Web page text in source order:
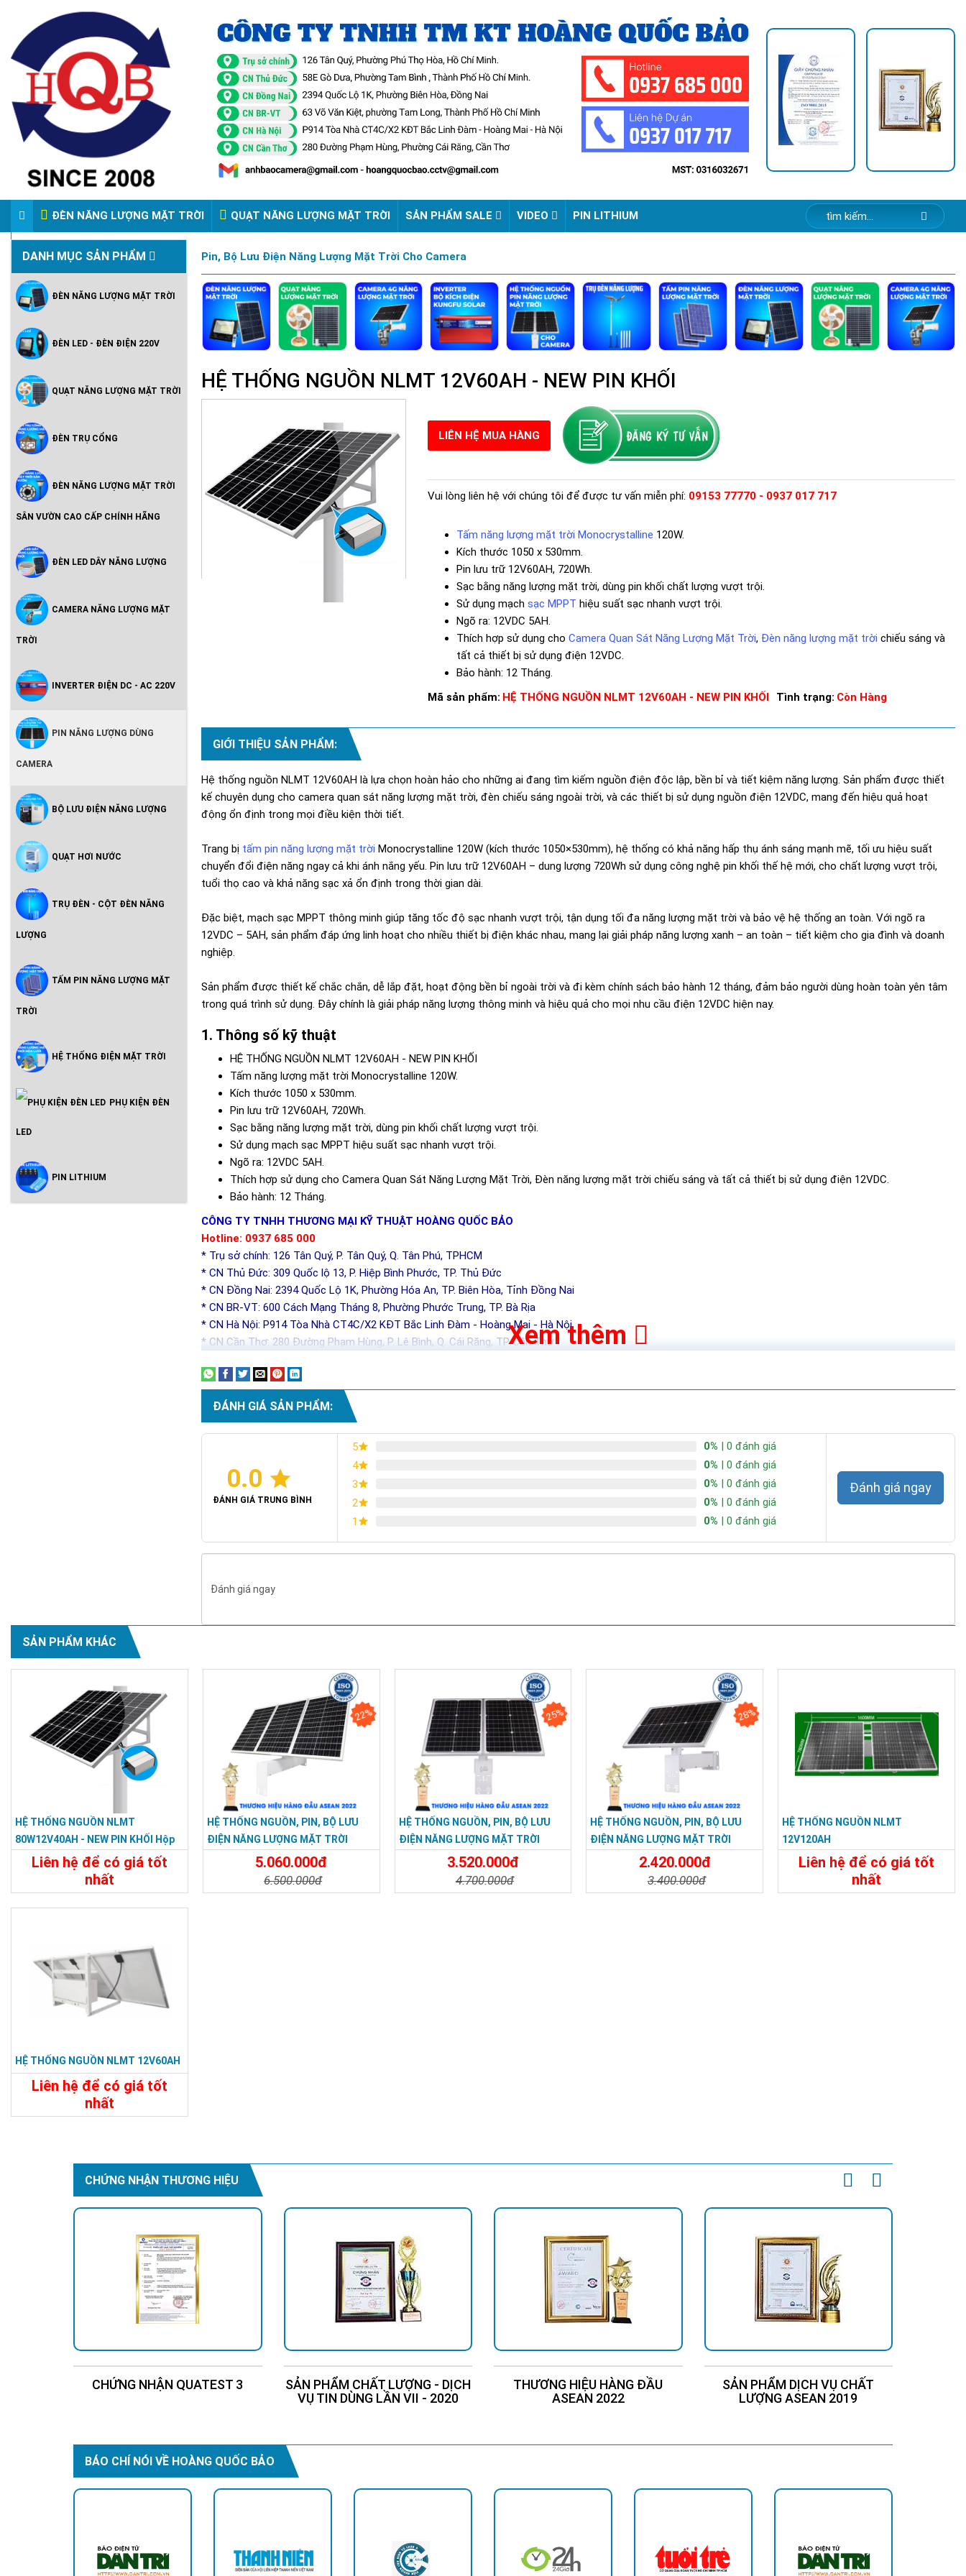
ĐÈN NĂNG LƯỢNG MẶT TRỜI QUẠT NĂNG LƯỢNG MẶT TRỜI SẢN PHẨM SALE VIDEO PIN LITHIUM
VIDEO ĐÈN PHA ĐIỆN 220V
DANH MỤC SẢN PHẨM
ĐÈN NĂNG LƯỢNG MẶT TRỜI
Vườn Cao Cấp Chính Hãng
ĐÈN LED - ĐÈN ĐIỆN 220V
Hoàng Quốc Bảo - Độ Sáng Cao,
QUẠT NĂNG LƯỢNG MẶT TRỜI
ĐÈN TRỤ CỔNG
ĐÈN NĂNG LƯỢNG MẶT TRỜI
SÂN VƯỜN CAO CẤP CHÍNH HÃNG
ĐÈN LED DÂY NĂNG LƯỢNG
CAMERA NĂNG LƯỢNG MẶT
TRỜI
INVERTER ĐIỆN DC - AC 220V
PIN NĂNG LƯỢNG DÙNG
CAMERA
BỘ LƯU ĐIỆN NĂNG LƯỢNG
QUẠT HƠI NƯỚC
TRỤ ĐÈN - CỘT ĐÈN NĂNG
LƯỢNG
TẤM PIN NĂNG LƯỢNG MẶT
TRỜI
HỆ THỐNG ĐIỆN MẶT TRỜI
Inveter Hòa Lưới Có Lưu Trữ -
PHỤ KIỆN ĐÈN
LED
PIN LITHIUM
Pin, Bộ Lưu Điện Năng Lượng Mặt Trời Cho Camera
HỆ THỐNG NGUỒN NLMT 12V60AH - NEW PIN KHỐI
LIÊN HỆ MUA HÀNG
Vui lòng liên hệ với chúng tôi để được tư vấn miễn phí: 09153 77770 - 0937 017 717
Tấm năng lượng mặt trời Monocrystalline 120W.
Kích thước 1050 x 530mm.
Pin lưu trữ 12V60AH, 720Wh.
Sạc bằng năng lượng mặt trời, dùng pin khối chất lượng vượt trội.
Sử dụng mạch sạc MPPT hiệu suất sạc nhanh vượt trội.
Ngõ ra: 12VDC 5AH.
Thích hợp sử dụng cho Camera Quan Sát Năng Lượng Mặt Trời, Đèn năng lượng mặt trời chiếu sáng và
tất cả thiết bị sử dụng điện 12VDC.
Bảo hành: 12 Tháng.
Mã sản phẩm: HỆ THỐNG NGUỒN NLMT 12V60AH - NEW PIN KHỐI Tình trạng: Còn Hàng
GIỚI THIỆU SẢN PHẨM:
Hệ thống nguồn NLMT 12V60AH là lựa chọn hoàn hảo cho những ai đang tìm kiếm nguồn điện độc lập, bền bỉ và tiết kiệm năng lượng. Sản phẩm được thiết
kế chuyên dụng cho camera quan sát năng lượng mặt trời, đèn chiếu sáng ngoài trời, và các thiết bị sử dụng nguồn điện 12VDC, mang đến hiệu quả hoạt
động ổn định trong mọi điều kiện thời tiết.
Trang bị tấm pin năng lượng mặt trời Monocrystalline 120W (kích thước 1050×530mm), hệ thống có khả năng hấp thụ ánh sáng mạnh mẽ, tối ưu hiệu suất
chuyển đổi điện năng ngay cả khi ánh nắng yếu. Pin lưu trữ 12V60AH – dung lượng 720Wh sử dụng công nghệ pin khối thế hệ mới, cho chất lượng vượt trội,
tuổi thọ cao và khả năng sạc xả ổn định trong thời gian dài.
Đặc biệt, mạch sạc MPPT thông minh giúp tăng tốc độ sạc nhanh vượt trội, tận dụng tối đa năng lượng mặt trời và bảo vệ hệ thống an toàn. Với ngõ ra
12VDC – 5AH, sản phẩm đáp ứng linh hoạt cho nhiều thiết bị điện khác nhau, mang lại giải pháp năng lượng xanh – an toàn – tiết kiệm cho gia đình và doanh
nghiệp.
Sản phẩm được thiết kế chắc chắn, dễ lắp đặt, hoạt động bền bỉ ngoài trời và đi kèm chính sách bảo hành 12 tháng, đảm bảo người dùng hoàn toàn yên tâm
trong quá trình sử dụng. Đây chính là giải pháp năng lượng thông minh và hiệu quả cho mọi nhu cầu điện 12VDC hiện nay.
Thông số kỹ thuật
HỆ THỐNG NGUỒN NLMT 12V60AH - NEW PIN KHỐI
Tấm năng lượng mặt trời Monocrystalline 120W.
Kích thước 1050 x 530mm.
Pin lưu trữ 12V60AH, 720Wh.
Sạc bằng năng lượng mặt trời, dùng pin khối chất lượng vượt trội.
Sử dụng mạch sạc MPPT hiệu suất sạc nhanh vượt trội.
Ngõ ra: 12VDC 5AH.
Thích hợp sử dụng cho Camera Quan Sát Năng Lượng Mặt Trời, Đèn năng lượng mặt trời chiếu sáng và tất cả thiết bị sử dụng điện 12VDC.
Bảo hành: 12 Tháng.
CÔNG TY TNHH THƯƠNG MẠI KỸ THUẬT HOÀNG QUỐC BẢO
Hotline: 0937 685 000
* Trụ sở chính: 126 Tân Quý, P. Tân Quý, Q. Tân Phú, TPHCM
* CN Thủ Đức: 309 Quốc lộ 13, P. Hiệp Bình Phước, TP. Thủ Đức
* CN Đồng Nai: 2394 Quốc Lộ 1K, Phường Hóa An, TP. Biên Hòa, Tỉnh Đồng Nai
* CN BR-VT: 600 Cách Mạng Tháng 8, Phường Phước Trung, TP. Bà Rịa
* CN Hà Nội: P914 Tòa Nhà CT4C/X2 KĐT Bắc Linh Đàm - Hoàng Mai - Hà Nội
* CN Cần Thơ: 280 Đường Phạm Hùng, P. Lê Bình, Q. Cái Răng, TP Cần ThơXem thêm
ĐÁNH GIÁ SẢN PHẨM:
0.0
ĐÁNH GIÁ TRUNG BÌNH
5 0% | 0 đánh giá
4
0% | 0 đánh giá
3
0% | 0 đánh giá
2
0% | 0 đánh giá
1
0% | 0 đánh giá
Đánh giá ngay
Đánh giá ngay
SẢN PHẨM KHÁC
HỆ THỐNG NGUỒN NLMT
80W12V40AH - NEW PIN KHỐI Hộp
Nhôm Rời
Liên hệ để có giá tốt
nhất
22%
HỆ THỐNG NGUỒN, PIN, BỘ LƯU
ĐIỆN NĂNG LƯỢNG MẶT TRỜI
5.060.000đ
6.500.000đ
25%
HỆ THỐNG NGUỒN, PIN, BỘ LƯU
ĐIỆN NĂNG LƯỢNG MẶT TRỜI
3.520.000đ
4.700.000đ
28%
HỆ THỐNG NGUỒN, PIN, BỘ LƯU
ĐIỆN NĂNG LƯỢNG MẶT TRỜI
2.420.000đ
3.400.000đ
HỆ THỐNG NGUỒN NLMT
12V120AH
Liên hệ để có giá tốt
nhất
HỆ THỐNG NGUỒN NLMT 12V60AH
Liên hệ để có giá tốt
nhất
CHỨNG NHẬN THƯƠNG HIỆU
CHỨNG NHẬN QUATEST 3
SẢN PHẨM CHẤT LƯỢNG - DỊCH
VỤ TIN DÙNG LẦN VII - 2020
THƯƠNG HIỆU HÀNG ĐẦU
ASEAN 2022
SẢN PHẨM DỊCH VỤ CHẤT
LƯỢNG ASEAN 2019
BÁO CHÍ NÓI VỀ HOÀNG QUỐC BẢO